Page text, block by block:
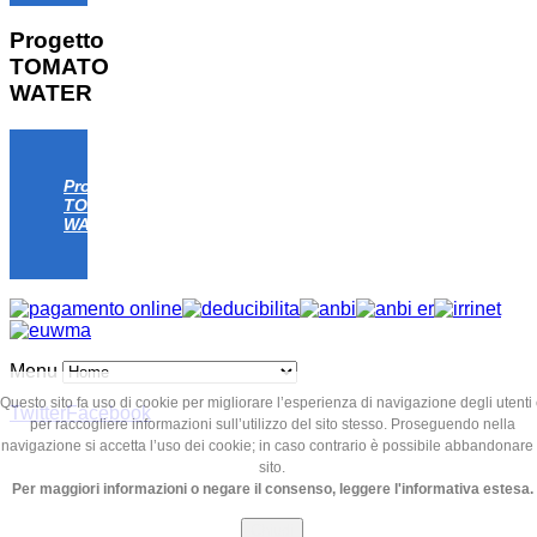
Progetto
TOMATO
WATER
Progetto
TOMATO
WATER
Menu
TwitterFacebook
Questo sito fa uso di cookie per migliorare l’esperienza di navigazione degli utenti
per raccogliere informazioni sull’utilizzo del sito stesso. Proseguendo nella
navigazione si accetta l’uso dei cookie; in caso contrario è possibile abbandonare
sito.
Per maggiori informazioni o negare il consenso, leggere l'informativa estesa.